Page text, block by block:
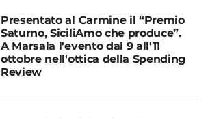
Presentato al Carmine il “Premio
Saturno, SiciliAmo che produce”.
A Marsala l'evento dal 9 all'11
ottobre nell'ottica della Spending
Review